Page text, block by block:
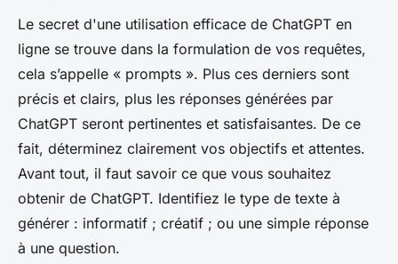
Le secret d'une utilisation efficace de ChatGPT en
ligne se trouve dans la formulation de vos requêtes,
cela s’appelle « prompts ». Plus ces derniers sont
précis et clairs, plus les réponses générées par
ChatGPT seront pertinentes et satisfaisantes. De ce
fait, déterminez clairement vos objectifs et attentes.
Avant tout, il faut savoir ce que vous souhaitez
obtenir de ChatGPT. Identifiez le type de texte à
générer : informatif ; créatif ; ou une simple réponse
à une question.